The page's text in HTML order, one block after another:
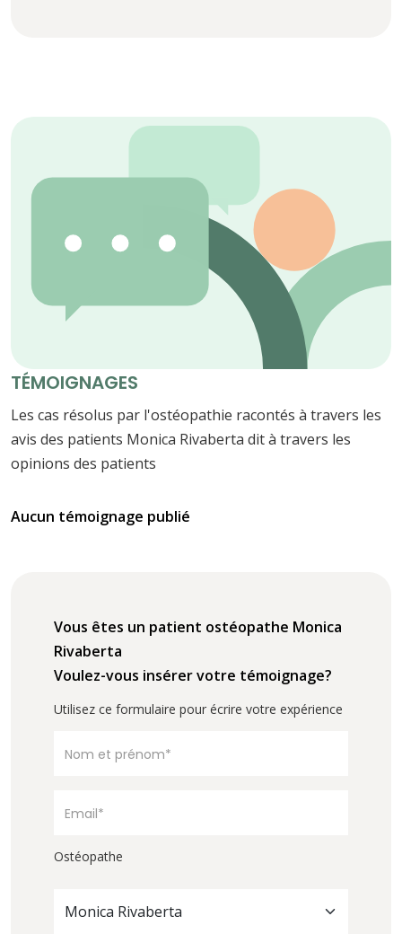
TÉMOIGNAGES
Les cas résolus par l'ostéopathie racontés à travers les
avis des patients Monica Rivaberta dit à travers les
opinions des patients
Aucun témoignage publié
Vous êtes un patient ostéopathe Monica
Rivaberta
Voulez-vous insérer votre témoignage?
Utilisez ce formulaire pour écrire votre expérience
Ostéopathe
Monica Rivaberta